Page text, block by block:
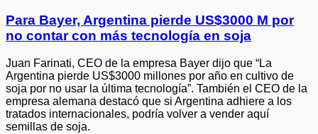
Para Bayer, Argentina pierde US$3000 M por
no contar con más tecnología en soja
Juan Farinati, CEO de la empresa Bayer dijo que “La
Argentina pierde US$3000 millones por año en cultivo de
soja por no usar la última tecnología”. También el CEO de la
empresa alemana destacó que si Argentina adhiere a los
tratados internacionales, podría volver a vender aquí
semillas de soja.